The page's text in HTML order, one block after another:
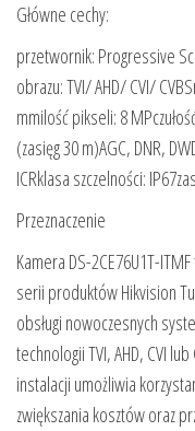
Główne cechy:
przetwornik: Progressive
obrazu: TVI/ AHD/ CVI/
mmilość pikseli: 8
(zasięg 30 m)AGC, DNR,
ICRklasa szczelności:
Przeznaczenie
Kamera DS-2CE76U1T-
serii produktów Hikvision
obsługi nowoczesnych
technologii TVI, AHD, CVI
instalacji umożliwia
zwiększania kosztów oraz